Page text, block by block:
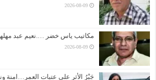
2026-08-09
مكاتيب ياس خضر ….نعيم عبد
2026-08-09
جَبْرُ الأثر على عتبات العمر…امنة